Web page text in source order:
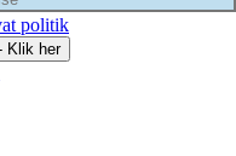
politik
Klik her